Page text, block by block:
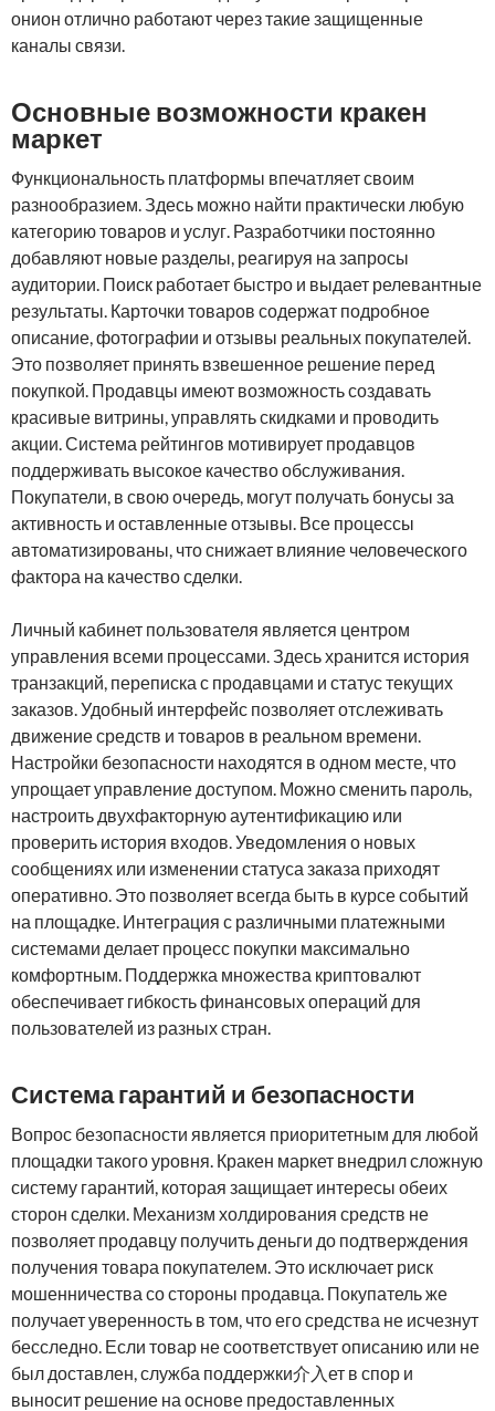
онион отлично работают через такие защищенные
каналы связи.
Основные возможности кракен
маркет
Функциональность платформы впечатляет своим
разнообразием. Здесь можно найти практически любую
категорию товаров и услуг. Разработчики постоянно
добавляют новые разделы, реагируя на запросы
аудитории. Поиск работает быстро и выдает релевантные
результаты. Карточки товаров содержат подробное
описание, фотографии и отзывы реальных покупателей.
Это позволяет принять взвешенное решение перед
покупкой. Продавцы имеют возможность создавать
красивые витрины, управлять скидками и проводить
акции. Система рейтингов мотивирует продавцов
поддерживать высокое качество обслуживания.
Покупатели, в свою очередь, могут получать бонусы за
активность и оставленные отзывы. Все процессы
автоматизированы, что снижает влияние человеческого
фактора на качество сделки.
Личный кабинет пользователя является центром
управления всеми процессами. Здесь хранится история
транзакций, переписка с продавцами и статус текущих
заказов. Удобный интерфейс позволяет отслеживать
движение средств и товаров в реальном времени.
Настройки безопасности находятся в одном месте, что
упрощает управление доступом. Можно сменить пароль,
настроить двухфакторную аутентификацию или
проверить история входов. Уведомления о новых
сообщениях или изменении статуса заказа приходят
оперативно. Это позволяет всегда быть в курсе событий
на площадке. Интеграция с различными платежными
системами делает процесс покупки максимально
комфортным. Поддержка множества криптовалют
обеспечивает гибкость финансовых операций для
пользователей из разных стран.
Система гарантий и безопасности
Вопрос безопасности является приоритетным для любой
площадки такого уровня. Кракен маркет внедрил сложную
систему гарантий, которая защищает интересы обеих
сторон сделки. Механизм холдирования средств не
позволяет продавцу получить деньги до подтверждения
получения товара покупателем. Это исключает риск
мошенничества со стороны продавца. Покупатель же
получает уверенность в том, что его средства не исчезнут
бесследно. Если товар не соответствует описанию или не
был доставлен, служба поддержки介入ет в спор и
выносит решение на основе предоставленных